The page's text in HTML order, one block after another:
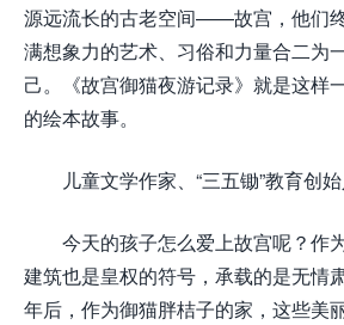
源远流长的古老空间——故宫，他们
满想象力的艺术、习俗和力量合二为
己。《故宫御猫夜游记录》就是这样
的绘本故事。
儿童文学作家、“三五锄”教育
今天的孩子怎么爱上故宫呢？作
建筑也是皇权的符号，承载的是无情
年后，作为御猫胖桔子的家，这些美